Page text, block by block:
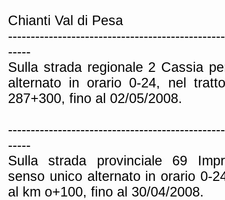
Chianti Val di Pesa
-----
Sulla strada regionale 2 Cassia
alternato in orario 0-24, nel
287+300, fino al 02/05/2008.
-----
Sulla strada provinciale 69
senso unico alternato in orario 0-
al km o+100, fino al 30/04/2008.